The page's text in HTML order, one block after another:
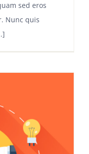
sed eros
Nunc quis